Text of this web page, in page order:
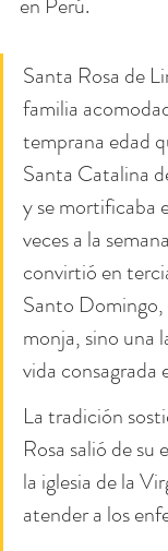
Santa Rosa de
familia
temprana edad
Santa Catalina
y se mortificaba
veces a la
convirtió en
Santo Domingo,
monja, sino una
vida consagrada
La tradición
Rosa salió de su
la iglesia de la
atender a los